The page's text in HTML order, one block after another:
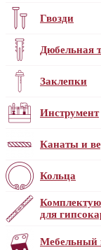
Гвозди
Дюбельная
Заклепки
Инструмент
Канаты и
Кольца
для
Мебельный